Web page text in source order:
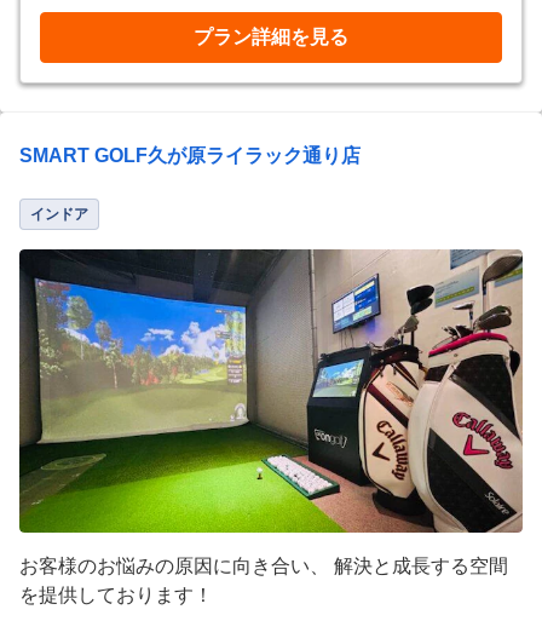
プラン詳細を見る
SMART GOLF久が原ライラック通り店
インドア
お客様のお悩みの原因に向き合い、 解決と成長する空間
を提供しております！